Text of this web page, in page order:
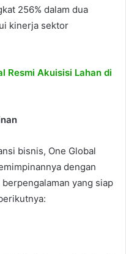
256% dalam dua
kinerja sektor
Resmi Akuisisi Lahan di
bisnis, One Global
dengan
yang siap